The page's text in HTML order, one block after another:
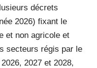
décrets
2026) fixant le
et non agricole et
secteurs régis par le
2027 et 2028,